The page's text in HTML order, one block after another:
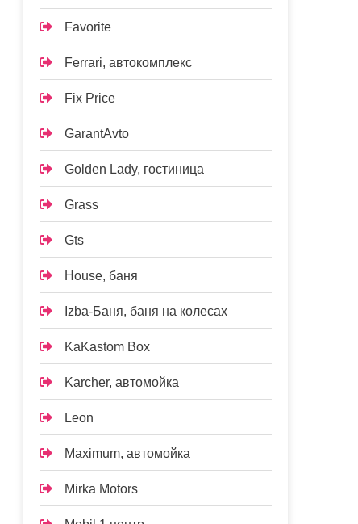
Favorite
Ferrari, автокомплекс
Fix Price
GarantAvto
Golden Lady, гостиница
Grass
Gts
House, баня
Izba-Баня, баня на колесах
KaKastom Box
Karcher, автомойка
Leon
Maximum, автомойка
Mirka Motors